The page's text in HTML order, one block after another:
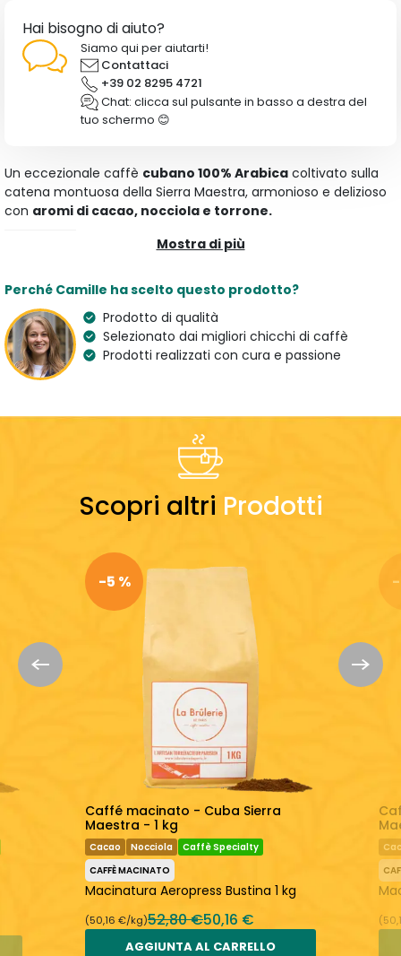
Hai bisogno di aiuto?
Siamo qui per aiutarti!
Contattaci
+39 02 8295 4721
Chat: clicca sul pulsante in basso a destra del
tuo schermo 😊
Un eccezionale caffè cubano 100% Arabica coltivato sulla
catena montuosa della Sierra Maestra, armonioso e delizioso
con aromi di cacao, nocciola e torrone.
Chicchi di Caffè
Cacao, Nocciola e
Varietà
100 % Arabica
Origine
Cuba
Un caffè perfettamente equilibrato
Scopri di più: La Brûlerie de Paris Chicchi di Caffè
Mostra di più
Perché Camille ha scelto questo prodotto?
Prodotto di qualità
Selezionato dai migliori chicchi di caffè
Prodotti realizzati con cura e passione
Scopri altri Prodotti
-5 %
Caffé macinato - Cuba Sierra
Maestra - 1 kg
Cacao Nocciola
Caffè Specialty
CAFFÈ MACINATO
Macinatura Aeropress Bustina 1 kg
(50,16 €/kg)52,80 €50,16 €
AGGIUNTA AL CARRELLO